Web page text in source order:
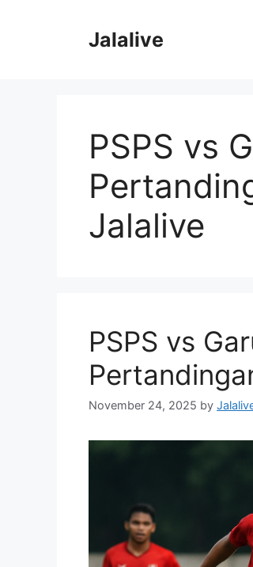
Jalalive
PSPS vs
Jalalive
PSPS vs
November 24, 2025 by